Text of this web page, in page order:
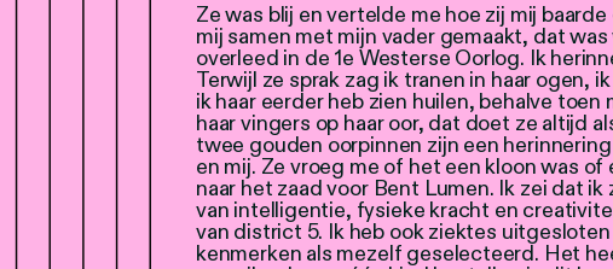
Ze was blij en vertelde me hoe zij mij
mij samen met mijn vader gemaakt, dat
overleed in de 1e Westerse Oorlog. Ik
Terwijl ze sprak zag ik tranen in haar ogen,
ik haar eerder heb zien huilen, behalve
haar vingers op haar oor, dat doet ze altijd
twee gouden oorpinnen zijn een
en mij. Ze vroeg me of het een kloon was
naar het zaad voor Bent Lumen. Ik zei dat
van intelligentie, fysieke kracht en
van district 5. Ik heb ook ziektes
kenmerken als mezelf geselecteerd. Het